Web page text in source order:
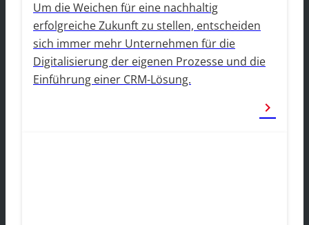
Um die Weichen für eine nachhaltig
erfolgreiche Zukunft zu stellen, entscheiden
sich immer mehr Unternehmen für die
Digitalisierung der eigenen Prozesse und die
Einführung einer CRM-Lösung.
chevron_right